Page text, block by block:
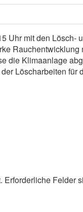
Uhr mit den Lösch-
Rauchentwicklung
die Klimaanlage
Löscharbeiten für
Erforderliche Felder